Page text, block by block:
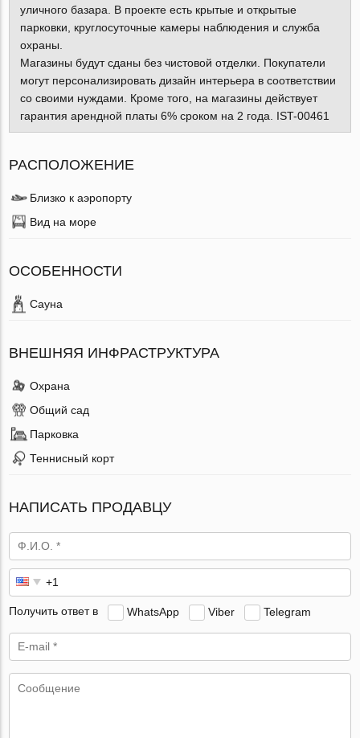
уличного базара. В проекте есть крытые и открытые
парковки, круглосуточные камеры наблюдения и служба
охраны.
Магазины будут сданы без чистовой отделки. Покупатели
могут персонализировать дизайн интерьера в соответствии
со своими нуждами. Кроме того, на магазины действует
гарантия арендной платы 6% сроком на 2 года. IST-00461
РАСПОЛОЖЕНИЕ
Близко к аэропорту
Вид на море
ОСОБЕННОСТИ
Сауна
ВНЕШНЯЯ ИНФРАСТРУКТУРА
Охрана
Общий сад
Парковка
Теннисный корт
НАПИСАТЬ ПРОДАВЦУ
Получить ответ в WhatsApp Viber Telegram